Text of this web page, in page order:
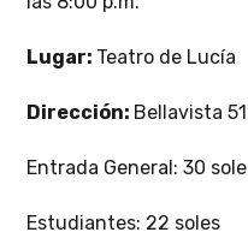
Lugar: Teatro de Lucía
Dirección: Bellavista
Entrada General: 30
Estudiantes: 22 soles